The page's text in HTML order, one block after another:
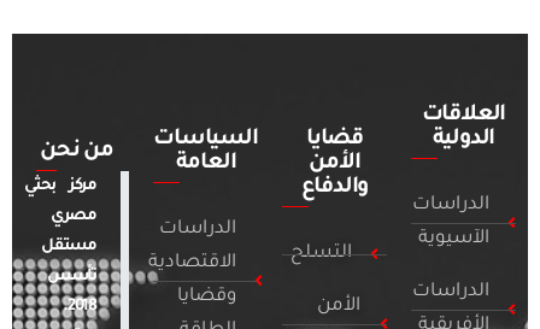
العلاقات
الدولية
الدراسات
الآسيوية
الدراسات
قضايا
الأمن
والدفاع
التسلح
الأمن
السياسات
العامة
الدراسات
الاقتصادية
وقضايا
من نحن
مركز بحثي
مصري
مستقل
تأسس
2018.